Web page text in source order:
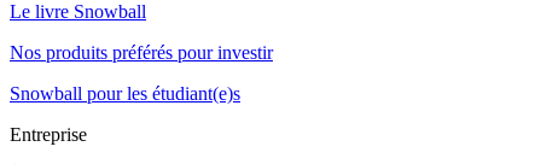
Le livre Snowball
Nos produits préférés pour investir
Snowball pour les étudiant(e)s
Entreprise